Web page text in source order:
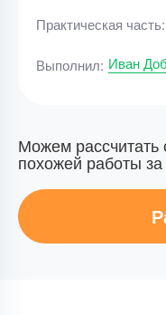
Практическая часть:
Выполнил: Иван
Можем рассчитать
похожей работы